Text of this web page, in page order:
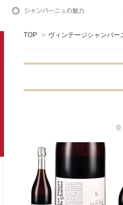
TOP > ヴィンテージシャンパー